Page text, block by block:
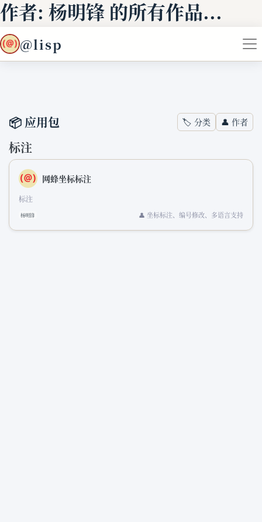
作者: 杨明锋 的所有作品...
@lisp
📦 应用包 🏷️ 分类 👤 作者
标注
网蜂坐标标注
标注
杨明锋 👤 坐标标注、编号修改、多语言支持